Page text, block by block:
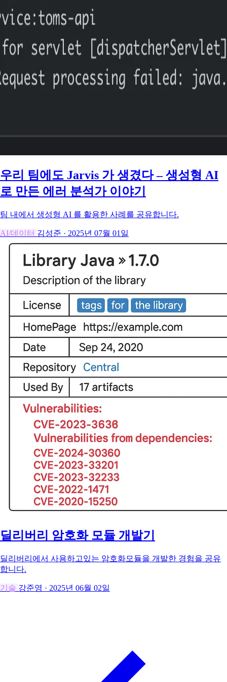
우리 팀에도 Jarvis 가 생겼다 – 생성형 AI
로 만든 에러 분석가 이야기
팀 내에서 생성형 AI 를 활용한 사례를 공유합니다.
AI/데이터 김성준 · 2025년 07월 01일
딜리버리 암호화 모듈 개발기
딜리버리에서 사용하고있는 암호화모듈을 개발한 경험을 공유
합니다.
기술 강준영 · 2025년 06월 02일